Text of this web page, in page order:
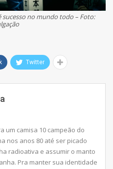
sucesso no mundo todo – Foto:
Twitter
um camisa 10 campeão do
nos anos 80 até ser picado
radioativa e assumir o manto
Pra manter sua identidade